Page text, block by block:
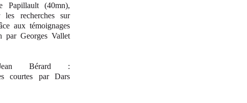
Papillault (40mn),
les recherches sur
aux témoignages
par Georges Vallet
Bérard :
courtes par Dars